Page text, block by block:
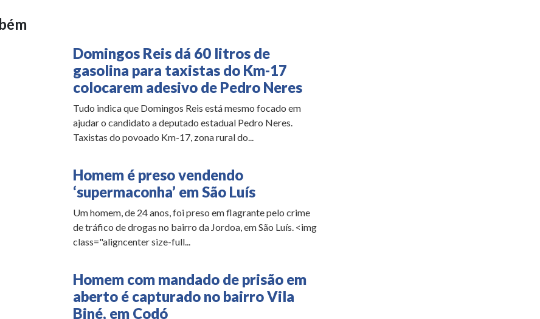
Domingos Reis dá 60 litros de
gasolina para taxistas do Km-17
colocarem adesivo de Pedro Neres
Tudo indica que Domingos Reis está mesmo focado em
ajudar o candidato a deputado estadual Pedro Neres.
Taxistas do povoado Km-17, zona rural do...
Homem é preso vendendo
‘supermaconha’ em São Luís
Um homem, de 24 anos, foi preso em flagrante pelo crime
de tráfico de drogas no bairro da Jordoa, em São Luís. <img
class="aligncenter size-full...
Homem com mandado de prisão em
aberto é capturado no bairro Vila
Biné, em Codó